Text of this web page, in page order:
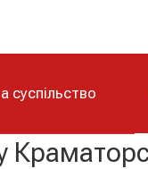
суспільство